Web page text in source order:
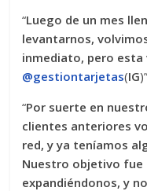
“Luego de un mes
levantarnos,
inmediato, pero esta
@gestiontarjetas(IG
“Por suerte en
clientes anteriores
red, y ya teníamos
Nuestro objetivo fue
expandiéndonos, y